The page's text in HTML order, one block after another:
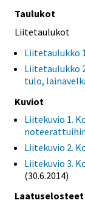
Taulukot
Liitetaulukot
Liitetaulukko
Liitetaulukko
tulo,
Kuviot
Liitekuvio 1.
Liitekuvio 2.
Liitekuvio 3.
(30.6.2014)
Laatuselosteet